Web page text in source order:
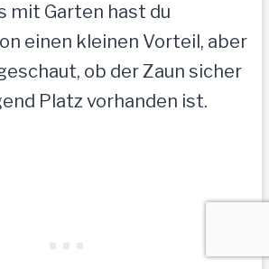
mit Garten hast du
einen kleinen Vorteil, aber
ob der Zaun sicher
Platz vorhanden ist.